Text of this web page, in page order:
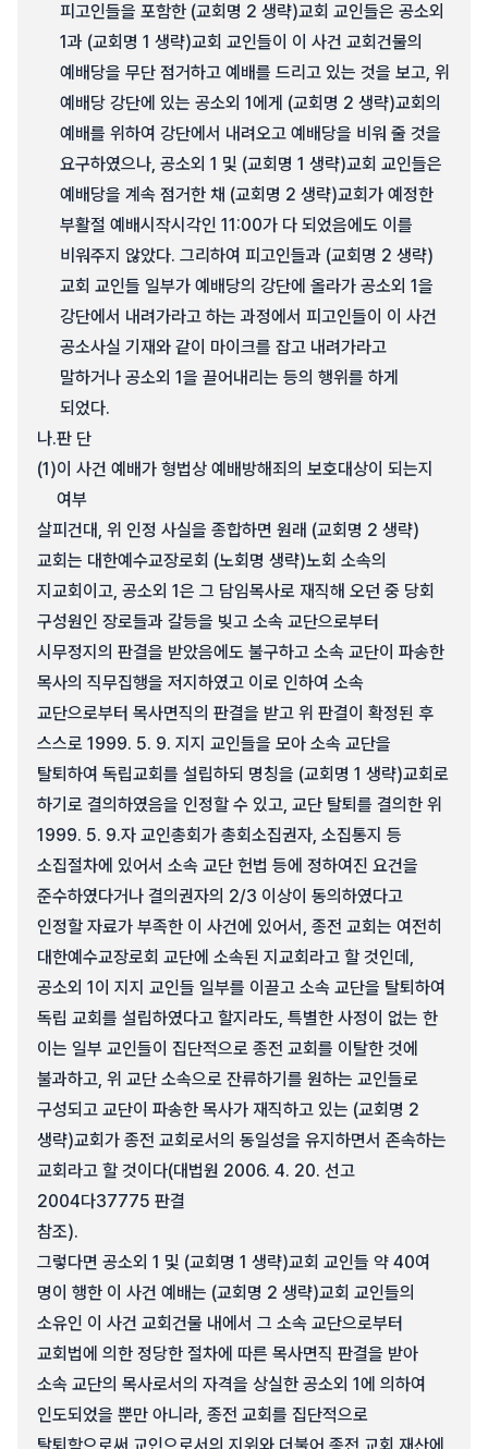
피고인들을 포함한 (교회명 2 생략)교회 교인들은 공소외
1과 (교회명 1 생략)교회 교인들이 이 사건 교회건물의
예배당을 무단 점거하고 예배를 드리고 있는 것을 보고, 위
예배당 강단에 있는 공소외 1에게 (교회명 2 생략)교회의
예배를 위하여 강단에서 내려오고 예배당을 비워 줄 것을
요구하였으나, 공소외 1 및 (교회명 1 생략)교회 교인들은
예배당을 계속 점거한 채 (교회명 2 생략)교회가 예정한
부활절 예배시작시각인 11:00가 다 되었음에도 이를
비워주지 않았다. 그리하여 피고인들과 (교회명 2 생략)
교회 교인들 일부가 예배당의 강단에 올라가 공소외 1을
강단에서 내려가라고 하는 과정에서 피고인들이 이 사건
공소사실 기재와 같이 마이크를 잡고 내려가라고
말하거나 공소외 1을 끌어내리는 등의 행위를 하게
되었다.
나.판 단
(1)이 사건 예배가 형법상 예배방해죄의 보호대상이 되는지
여부
살피건대, 위 인정 사실을 종합하면 원래 (교회명 2 생략)
교회는 대한예수교장로회 (노회명 생략)노회 소속의
지교회이고, 공소외 1은 그 담임목사로 재직해 오던 중 당회
구성원인 장로들과 갈등을 빚고 소속 교단으로부터
시무정지의 판결을 받았음에도 불구하고 소속 교단이 파송한
목사의 직무집행을 저지하였고 이로 인하여 소속
교단으로부터 목사면직의 판결을 받고 위 판결이 확정된 후
스스로 1999. 5. 9. 지지 교인들을 모아 소속 교단을
탈퇴하여 독립교회를 설립하되 명칭을 (교회명 1 생략)교회로
하기로 결의하였음을 인정할 수 있고, 교단 탈퇴를 결의한 위
1999. 5. 9.자 교인총회가 총회소집권자, 소집통지 등
소집절차에 있어서 소속 교단 헌법 등에 정하여진 요건을
준수하였다거나 결의권자의 2/3 이상이 동의하였다고
인정할 자료가 부족한 이 사건에 있어서, 종전 교회는 여전히
대한예수교장로회 교단에 소속된 지교회라고 할 것인데,
공소외 1이 지지 교인들 일부를 이끌고 소속 교단을 탈퇴하여
독립 교회를 설립하였다고 할지라도, 특별한 사정이 없는 한
이는 일부 교인들이 집단적으로 종전 교회를 이탈한 것에
불과하고, 위 교단 소속으로 잔류하기를 원하는 교인들로
구성되고 교단이 파송한 목사가 재직하고 있는 (교회명 2
생략)교회가 종전 교회로서의 동일성을 유지하면서 존속하는
교회라고 할 것이다(대법원 2006. 4. 20. 선고
2004다37775 판결
참조).
그렇다면 공소외 1 및 (교회명 1 생략)교회 교인들 약 40여
명이 행한 이 사건 예배는 (교회명 2 생략)교회 교인들의
소유인 이 사건 교회건물 내에서 그 소속 교단으로부터
교회법에 의한 정당한 절차에 따른 목사면직 판결을 받아
소속 교단의 목사로서의 자격을 상실한 공소외 1에 의하여
인도되었을 뿐만 아니라, 종전 교회를 집단적으로